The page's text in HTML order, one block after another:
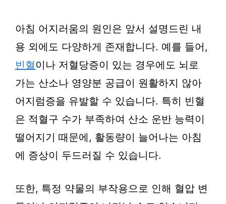
아침 어지러움의 원인은 앞서 설명드린 내
용 외에도 다양하게 존재합니다. 예를 들어,
빈혈 이나 저혈당증이 있는 경우에도 뇌로
가는 산소나 영양분 공급이 원활하지 않아
어지럼증을 유발할 수 있습니다. 특히 빈혈
은 적혈구 수가 부족하여 산소 운반 능력이
떨어지기 때문에, 활동량이 늘어나는 아침
에 증상이 두드러질 수 있습니다.
또한, 특정 약물의 부작용으로 인해 혈압 변